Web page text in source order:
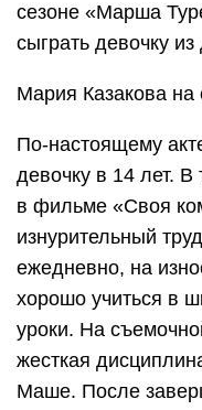
сезоне «Марша
сыграть девочку из
Мария Казакова на
По-настоящему
девочку в 14 лет.
в фильме «Своя
изнурительный
ежедневно, на
хорошо учиться в
уроки. На
жесткая
Маше. После